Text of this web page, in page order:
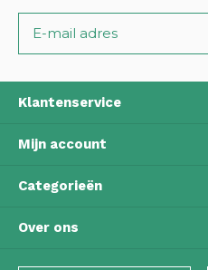
Klantenservice
Mijn account
Categorieën
Over ons